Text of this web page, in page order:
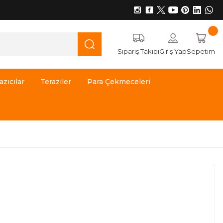
Sipariş TakibiGiriş YapSepetim
Teraziler Para Çekmeceleri